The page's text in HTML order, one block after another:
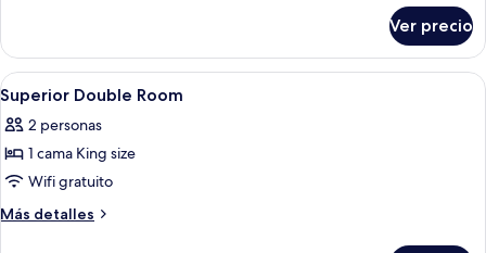
Suite
Ver precio
Abrir
todas
las
fotos
de
Superior
Caja de seguridad en la habitación,
3
Superior Double Room
2 personas
1 cama King size
Wifi gratuito
Más detalles
Más